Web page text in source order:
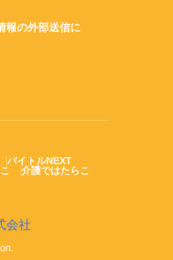
報の外部送信に
バイトルNEXT
介護ではたらこ